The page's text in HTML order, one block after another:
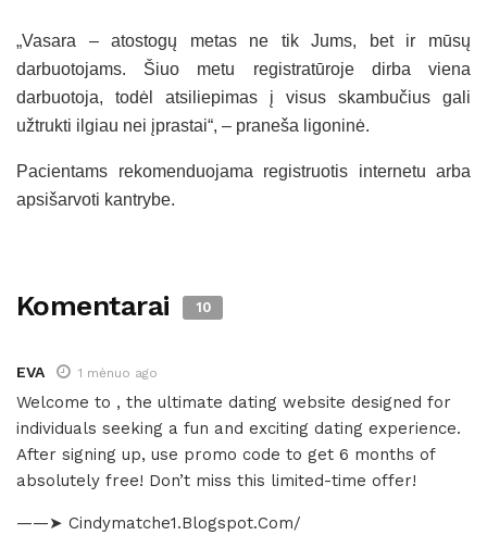
„Vasara – atostogų metas ne tik Jums, bet ir mūsų
darbuotojams. Šiuo metu registratūroje dirba viena
darbuotoja, todėl atsiliepimas į visus skambučius gali
užtrukti ilgiau nei įprastai“, – praneša ligoninė.
Pacientams rekomenduojama registruotis internetu arba
apsišarvoti kantrybe.
Komentarai 10
EVA 1 mėnuo ago
Welcome to , the ultimate dating website designed for
individuals seeking a fun and exciting dating experience.
After signing up, use promo code to get 6 months of
absolutely free! Don’t miss this limited-time offer!
——➤ Cindymatche1.Blogspot.Com/